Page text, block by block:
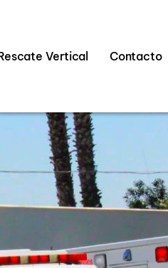
Vertical Contacto